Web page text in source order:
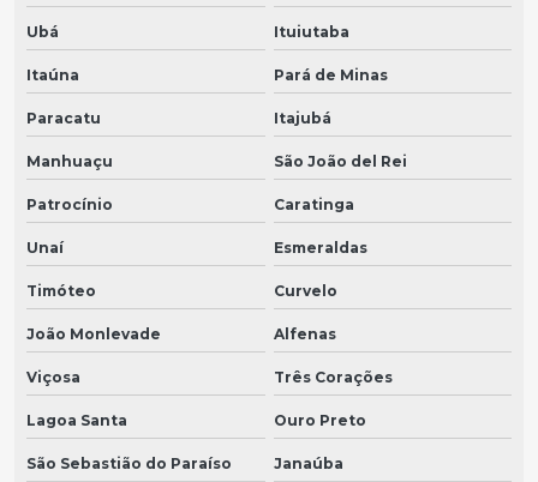
Ubá Ituiutaba
Itaúna Pará de Minas
Paracatu Itajubá
Manhuaçu São João del Rei
Patrocínio Caratinga
Unaí Esmeraldas
Timóteo Curvelo
João Monlevade Alfenas
Viçosa Três Corações
Lagoa Santa Ouro Preto
São Sebastião do Paraíso Janaúba